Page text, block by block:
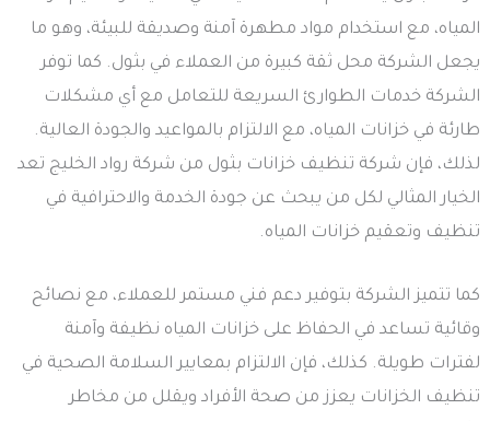
المياه، مع استخدام مواد مطهرة آمنة وصديقة للبيئة، وهو ما
يجعل الشركة محل ثقة كبيرة من العملاء في بثول. كما توفر
الشركة خدمات الطوارئ السريعة للتعامل مع أي مشكلات
طارئة في خزانات المياه، مع الالتزام بالمواعيد والجودة العالية.
لذلك، فإن شركة تنظيف خزانات بثول من شركة رواد الخليج تعد
الخيار المثالي لكل من يبحث عن جودة الخدمة والاحترافية في
تنظيف وتعقيم خزانات المياه.
كما تتميز الشركة بتوفير دعم فني مستمر للعملاء، مع نصائح
وقائية تساعد في الحفاظ على خزانات المياه نظيفة وآمنة
لفترات طويلة. كذلك، فإن الالتزام بمعايير السلامة الصحية في
تنظيف الخزانات يعزز من صحة الأفراد ويقلل من مخاطر